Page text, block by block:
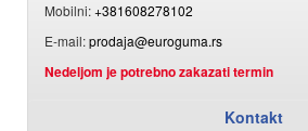
Mobilni:+381608278102
E-mail:prodaja@euroguma.rs
Nedeljom je potrebno zakazati termin
Kontakt